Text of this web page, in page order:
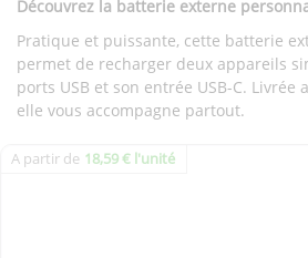
Découvrez la batterie externe
Pratique et puissante, cette batterie
permet de recharger deux appareils
ports USB et son entrée USB-C. Livrée
elle vous accompagne partout.
A partir de 18,59 € l'unité